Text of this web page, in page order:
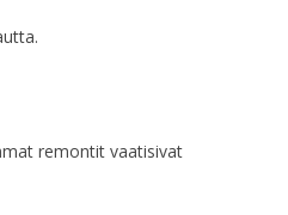
remontit vaatisivat